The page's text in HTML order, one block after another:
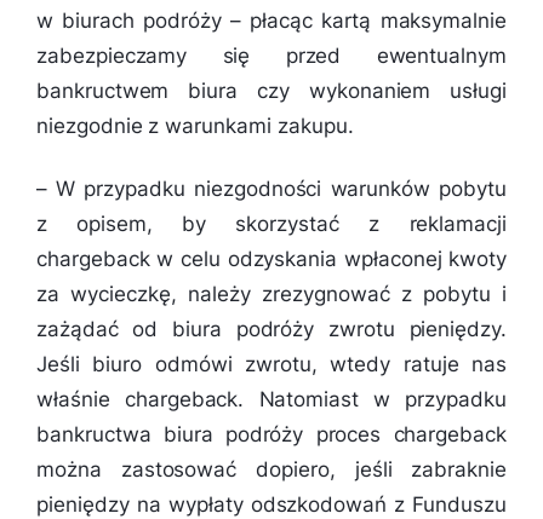
w biurach podróży – płacąc kartą maksymalnie
zabezpieczamy się przed ewentualnym
bankructwem biura czy wykonaniem usługi
niezgodnie z warunkami zakupu.
–W przypadku niezgodności warunków pobytu
z opisem, by skorzystać z reklamacji
chargeback w celu odzyskania wpłaconej kwoty
za wycieczkę, należy zrezygnować z pobytu i
zażądać od biura podróży zwrotu pieniędzy.
Jeśli biuro odmówi zwrotu, wtedy ratuje nas
właśnie chargeback. Natomiast w przypadku
bankructwa biura podróży proces chargeback
można zastosować dopiero, jeśli zabraknie
pieniędzy na wypłaty odszkodowań z Funduszu